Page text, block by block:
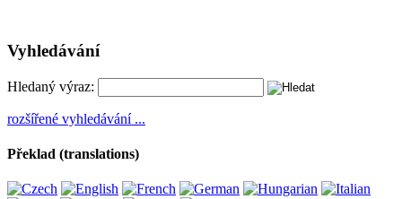
Vyhledávání
Hledaný výraz:
rozšířené vyhledávání ...
Překlad (translations)